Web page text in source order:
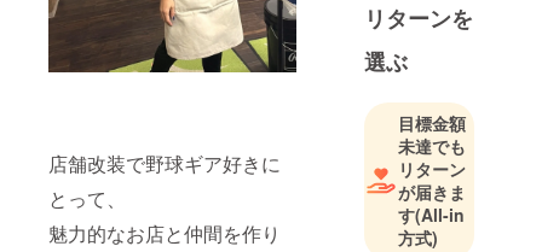
店舗改装で野球ギア好きに
とって、
魅力的なお店と仲間を作り
リターンを
選ぶ
目標金額
未達でも
リターン
が届きま
す(All-in
方式)